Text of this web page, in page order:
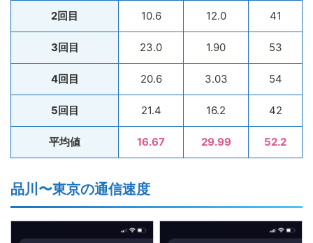
2回目 10.6 12.0 41
3回目 23.0 1.90 53
4回目 20.6 3.03 54
5回目 21.4 16.2 42
平均値 16.67 29.99 52.2
品川〜東京の通信速度